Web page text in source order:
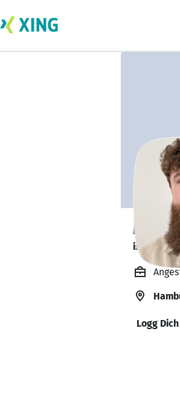
ist offen
Logg